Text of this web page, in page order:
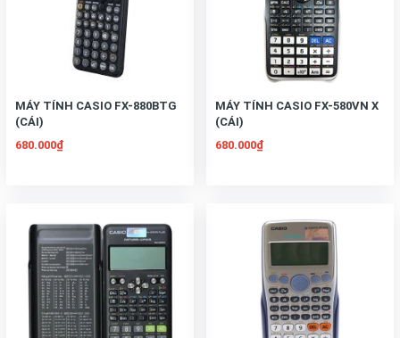
MÁY TÍNH CASIO FX-880BTG
(CÁI)
680.000₫
MÁY TÍNH CASIO FX-580VN X
(CÁI)
680.000₫